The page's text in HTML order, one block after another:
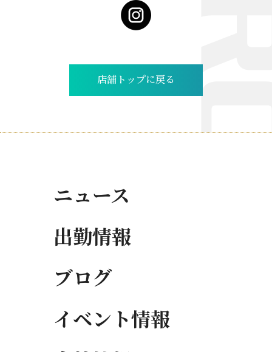
店舗トップに戻る
ニュース
出勤情報
ブログ
イベント情報